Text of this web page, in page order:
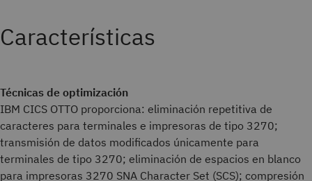
Características
Técnicas de optimización
IBM CICS OTTO proporciona: eliminación repetitiva de
caracteres para terminales e impresoras de tipo 3270;
transmisión de datos modificados únicamente para
terminales de tipo 3270; eliminación de espacios en blanco
para impresoras 3270 SNA Character Set (SCS); compresión